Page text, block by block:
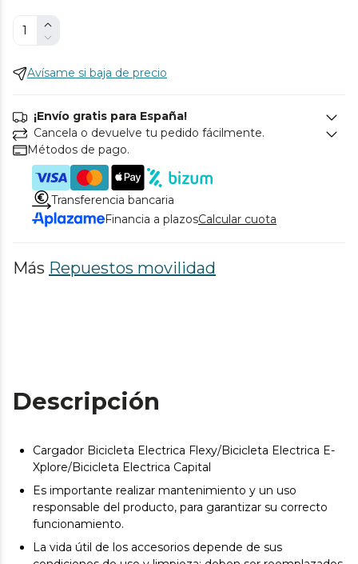
Avísame si baja de precio
¡Envío gratis para España!
Cancela o devuelve tu pedido fácilmente.
Métodos de pago.
Transferencia bancaria
Financia a plazosCalcular cuota
Más Repuestos movilidad
Descripción
Cargador Bicicleta Electrica Flexy/Bicicleta Electrica E-
Xplore/Bicicleta Electrica Capital
Es importante realizar mantenimiento y un uso
responsable del producto, para garantizar su correcto
funcionamiento.
La vida útil de los accesorios depende de sus